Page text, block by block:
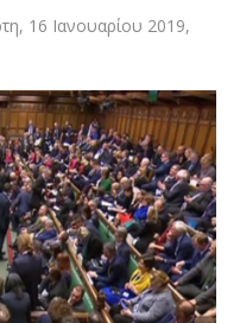
16 Ιανουαρίου 2019,